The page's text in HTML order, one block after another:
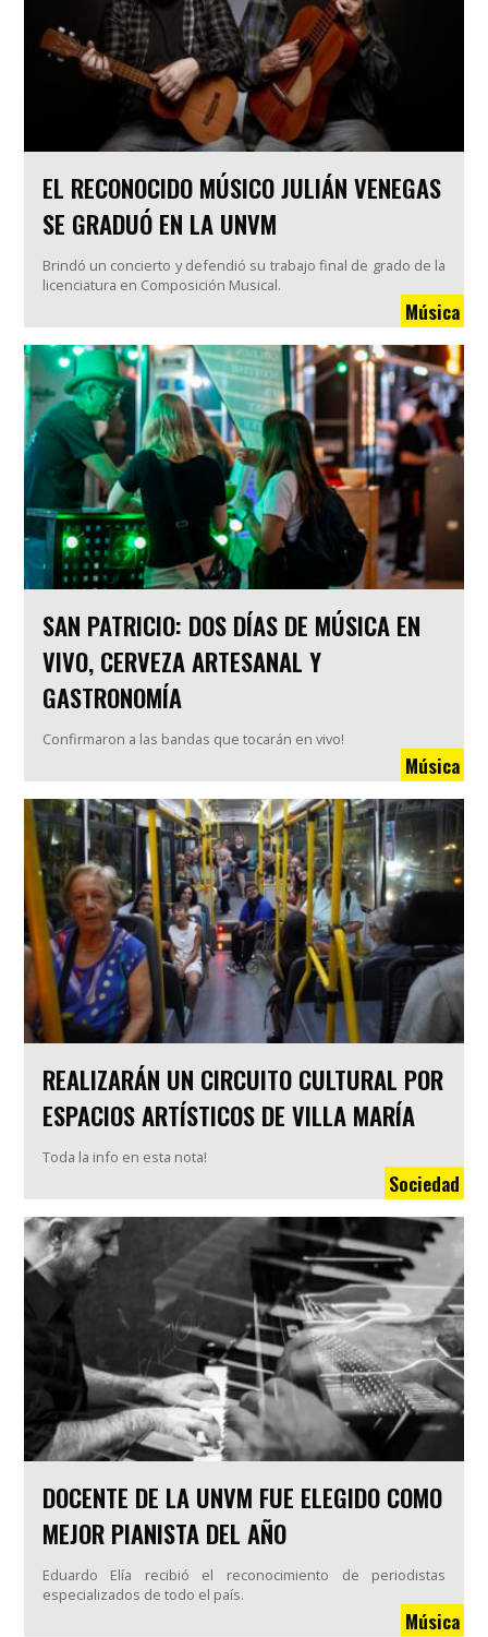
EL RECONOCIDO MÚSICO JULIÁN VENEGAS
SE GRADUÓ EN LA UNVM
Brindó un concierto y defendió su trabajo final de grado de la
licenciatura en Composición Musical.
Música
SAN PATRICIO: DOS DÍAS DE MÚSICA EN
VIVO, CERVEZA ARTESANAL Y
GASTRONOMÍA
Confirmaron a las bandas que tocarán en vivo!
Música
REALIZARÁN UN CIRCUITO CULTURAL POR
ESPACIOS ARTÍSTICOS DE VILLA MARÍA
Toda la info en esta nota!
Sociedad
DOCENTE DE LA UNVM FUE ELEGIDO COMO
MEJOR PIANISTA DEL AÑO
Eduardo Elía recibió el reconocimiento de periodistas
especializados de todo el país.
Música